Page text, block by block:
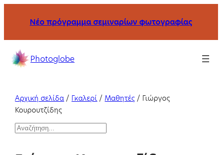
περιεχόμενο
Νέο πρόγραμμα σεμιναρίων φωτογραφίας
Photoglobe
φωτογραφίας
σεμινάρια
και
στη
Αρχική σελίδα / Γκαλερί /Μαθητές / Γιώργος
Κουρουτζίδης
S